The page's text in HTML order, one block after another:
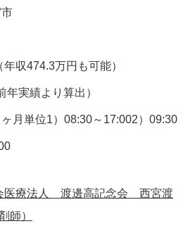
収474.3万円も可能）
実績より算出）
単位1）08:30～17:002）09:30
医療法人 渡邊高記念会 西宮渡
師）